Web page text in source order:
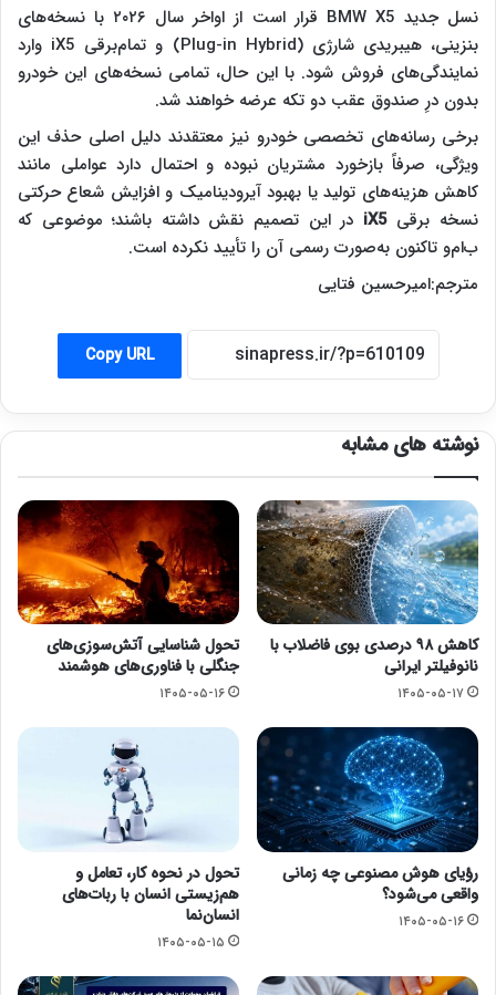
نسل جدید BMW X5 قرار است از اواخر سال ۲۰۲۶ با نسخه‌های
بنزینی، هیبریدی شارژی (Plug-in Hybrid) و تمام‌برقی iX5 وارد
نمایندگی‌های فروش شود. با این حال، تمامی نسخه‌های این خودرو
بدون درِ صندوق عقب دو تکه عرضه خواهند شد.
برخی رسانه‌های تخصصی خودرو نیز معتقدند دلیل اصلی حذف این
ویژگی، صرفاً بازخورد مشتریان نبوده و احتمال دارد عواملی مانند
کاهش هزینه‌های تولید یا بهبود آیرودینامیک و افزایش شعاع حرکتی
نسخه برقیiX5 در این تصمیم نقش داشته باشند؛ موضوعی که
ب‌ام‌و تاکنون به‌صورت رسمی آن را تأیید نکرده است.
مترجم:امیرحسین فتایی
Copy URL
نوشته های مشابه
کاهش ۹۸ درصدی بوی فاضلاب با
نانوفیلتر ایرانی
۱۴۰۵-۰۵-۱۷
تحول شناسایی آتش‌سوزی‌های
جنگلی با فناوری‌های هوشمند
۱۴۰۵-۰۵-۱۶
رؤیای هوش مصنوعی چه زمانی
واقعی می‌شود؟
۱۴۰۵-۰۵-۱۶
تحول در نحوه کار، تعامل و
هم‌زیستی انسان با ربات‌های
انسان‌نما
۱۴۰۵-۰۵-۱۵